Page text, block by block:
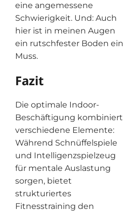
eine angemessene
Schwierigkeit. Und: Auch
hier ist in meinen Augen
ein rutschfester Boden ein
Muss.
Fazit
Die optimale Indoor-
Beschäftigung kombiniert
verschiedene Elemente:
Während Schnüffelspiele
und Intelligenzspielzeug
für mentale Auslastung
sorgen, bietet
strukturiertes
Fitnesstraining den